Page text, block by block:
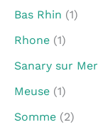
Bas Rhin (1)
Rhone (1)
Sanary sur Mer
Meuse (1)
Somme (2)